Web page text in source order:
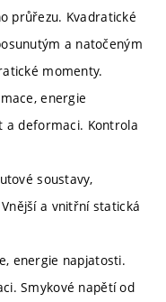
průřezu. Kvadratické
a natočeným
momenty.
energie
a deformaci. Kontrola
soustavy,
a vnitřní statická
energie napjatosti.
Smykové napětí od